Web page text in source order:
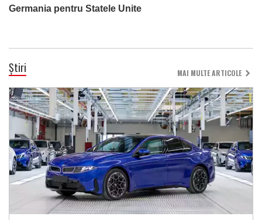
Germania pentru Statele Unite
Știri MAI MULTE ARTICOLE